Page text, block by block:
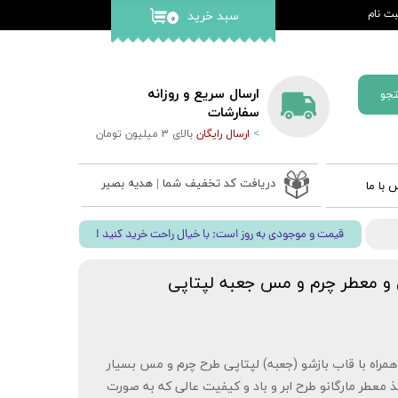
ارسال سریع و روزانه
سفارشات
> ارسال رایگانبالای 3 میلیون تومان
نام
واژه
۰ سبد خرید
نفیس
قلم بصیر
با ما دریافت کد تخفیف شما | هدیه بصیر
! قیمت و موجودی به روز است; با خیال راحت خرید کنید
معطر چرم و مس جعبه لپتاپی
با قاب بازشو (جعبه) لپتاپی طرح چرم و مس بسیار
معطر مارگانو طرح ابر و باد و کیفیت عالی که به صورت